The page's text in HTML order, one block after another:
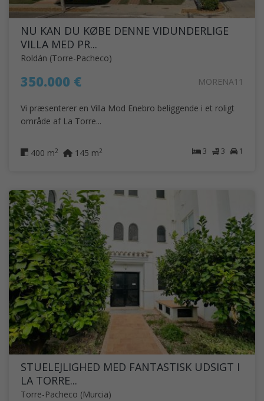
NU KAN DU KØBE DENNE VIDUNDERLIGE
VILLA MED PR...
Roldán (Torre-Pacheco)
350.000 € MORENA11
Vi præsenterer en Villa Mod Enebro beliggende i et roligt
område af La Torre...
3 3 1
400 m2 145 m2
STUELEJLIGHED MED FANTASTISK UDSIGT I
LA TORRE...
Torre-Pacheco (Murcia)